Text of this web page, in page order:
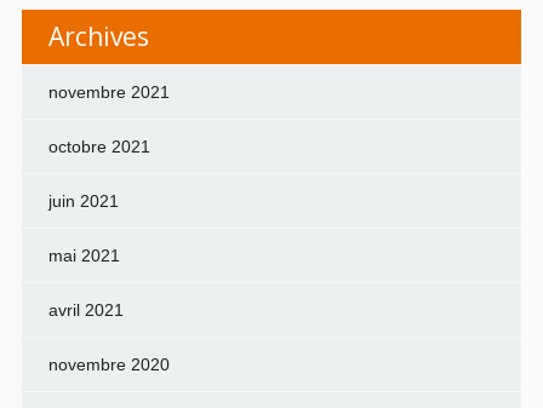
Archives
novembre 2021
octobre 2021
juin 2021
mai 2021
avril 2021
novembre 2020